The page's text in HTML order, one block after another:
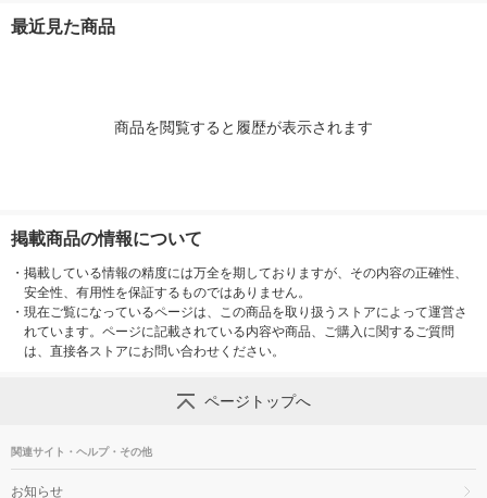
L
最近見た商品
商品を閲覧すると履歴が表示されます
掲載商品の情報について
・ 掲載している情報の精度には万全を期しておりますが、その内容の正確性、
安全性、有用性を保証するものではありません。
・ 現在ご覧になっているページは、この商品を取り扱うストアによって運営さ
れています。ページに記載されている内容や商品、ご購入に関するご質問
は、直接各ストアにお問い合わせください。
ページトップへ
関連サイト・ヘルプ・その他
お知らせ